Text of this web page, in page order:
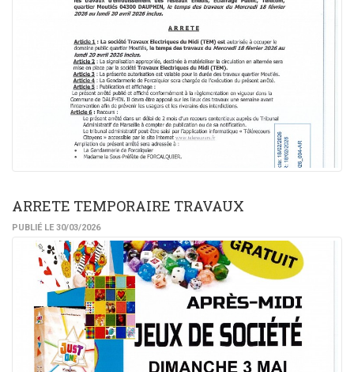
ARRETE TEMPORAIRE TRAVAUX
PUBLIÉ LE 30/03/2026